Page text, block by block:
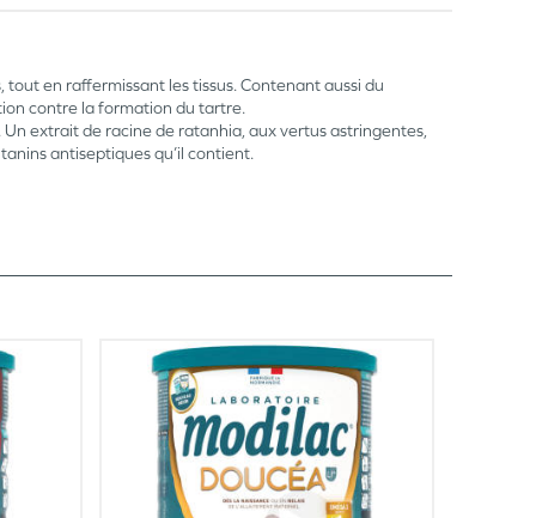
en raffermissant les tissus. Contenant aussi du
contre la formation du tartre.
extrait de racine de ratanhia, aux vertus astringentes,
antiseptiques qu’il contient.